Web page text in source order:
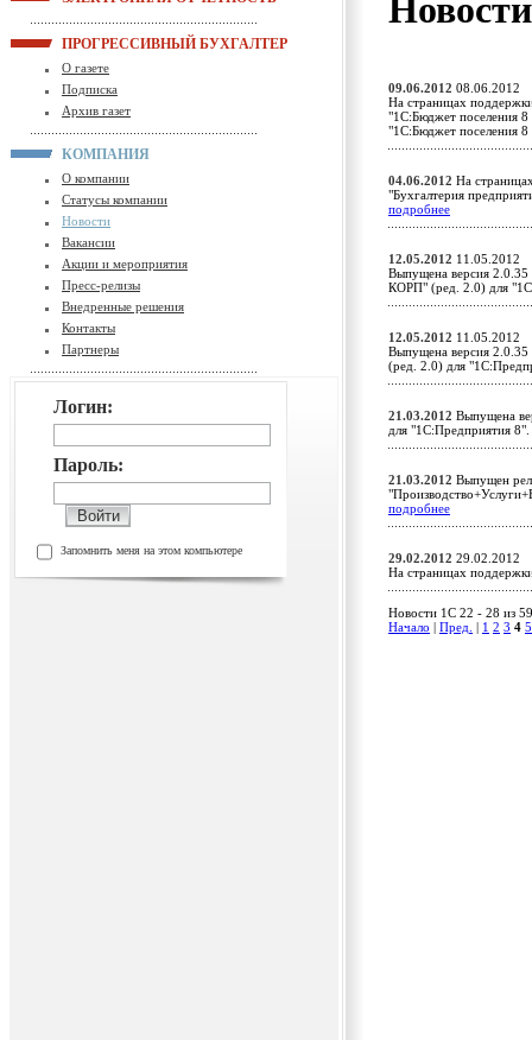
ПРОГРЕССИВНЫЙ БУХГАЛТЕР
О газете
Подписка
Архив газет
КОМПАНИЯ
О компании
Статусы компании
Новости
Вакансии
Акции и мероприятия
Пресс-релизы
Внедренные решения
Контакты
Партнеры
Логин:
Пароль:
Запомнить меня на этом компьютере
09.06.2012 08.06.2012
На страницах
"1С:Бюджет поселения 8
"1С:Бюджет поселения
04.06.2012 На
"Бухгалтерия
подробнее
12.05.2012 11.05.2012
Выпущена версия 2.0.35
КОРП" (ред. 2.0) для
12.05.2012 11.05.2012
Выпущена версия 2.0.35
(ред. 2.0) для
21.03.2012 Выпущена
для "1С:Предприятия
21.03.2012 Выпущен
подробнее
29.02.2012 29.02.2012
На страницах
Новости 1C 22 - 28 из
Начало
Пред. 1 2 3 4 5